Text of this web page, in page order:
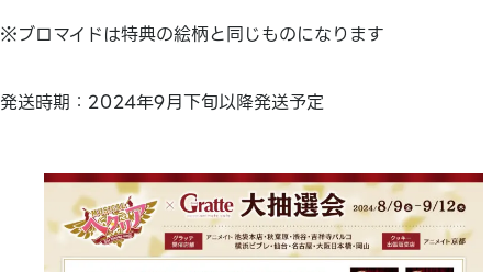
※ブロマイドは特典の絵柄と同じものになります
発送時期：2024年9月下旬以降発送予定